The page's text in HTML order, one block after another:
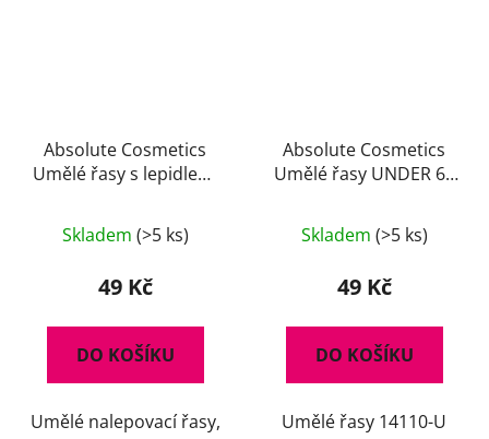
Absolute Cosmetics
Umělé řasy s lepidlem,
Skladem (>5 ks)
49 Kč
DO KOŠÍKU
Umělé nalepovací řasy,
Absolute Cosmetics
Umělé řasy UNDER 60
Skladem (>5 ks)
49 Kč
DO KOŠÍKU
Umělé řasy 14110-U